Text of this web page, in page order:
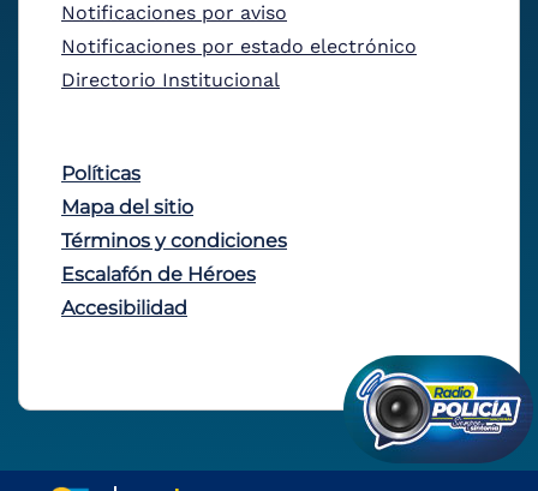
Notificaciones por aviso
Notificaciones por estado electrónico
Directorio Institucional
Políticas
Mapa del sitio
Términos y condiciones
Escalafón de Héroes
Accesibilidad